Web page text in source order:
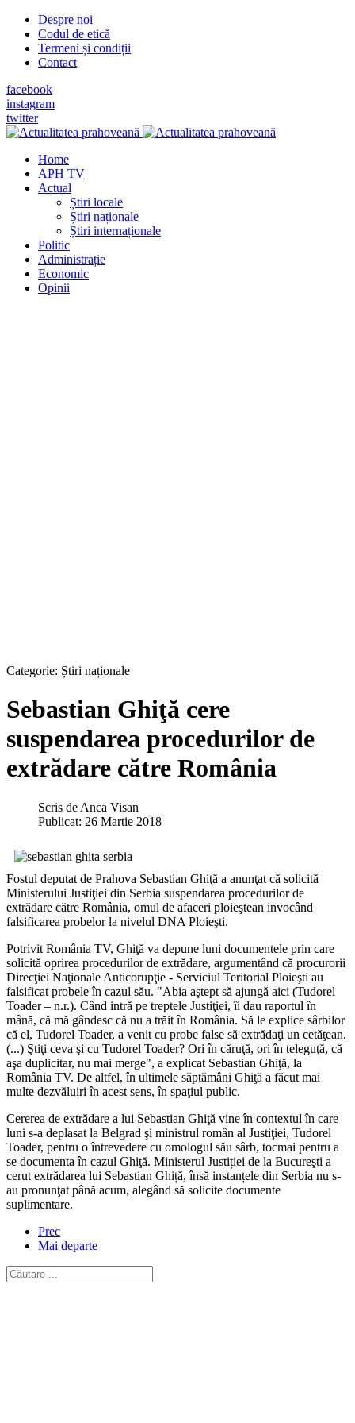
Despre noi
Codul de etică
Termeni și condiții
Contact
facebook
instagram
twitter
Home
APH TV
Actual
Știri locale
Știri naționale
Știri internaționale
Politic
Administrație
Economic
Opinii
Categorie: Știri naționale
Sebastian Ghiţă cere
suspendarea procedurilor de
extrădare către România
Scris de Anca Visan
Publicat: 26 Martie 2018
Fostul deputat de Prahova Sebastian Ghiţă a anunţat că solicită
Ministerului Justiţiei din Serbia suspendarea procedurilor de
extrădare către România, omul de afaceri ploieştean invocând
falsificarea probelor la nivelul DNA Ploieşti.
Potrivit România TV, Ghiţă va depune luni documentele prin care
solicită oprirea procedurilor de extrădare, argumentând că procurorii
Direcţiei Naţionale Anticorupţie - Serviciul Teritorial Ploieşti au
falsificat probele în cazul său. "Abia aştept să ajungă aici (Tudorel
Toader – n.r.). Când intră pe treptele Justiţiei, îi dau raportul în
mână, că mă gândesc că nu a trăit în România. Să le explice sârbilor
că el, Tudorel Toader, a venit cu probe false să extrădaţi un cetăţean.
(...) Ştiţi ceva şi cu Tudorel Toader? Ori în căruţă, ori în teleguţă, că
aşa duplicitar, nu mai merge", a explicat Sebastian Ghiţă, la
România TV. De altfel, în ultimele săptămâni Ghiţă a făcut mai
multe dezvăluiri în acest sens, în spaţiul public.
Cererea de extrădare a lui Sebastian Ghiţă vine în contextul în care
luni s-a deplasat la Belgrad şi ministrul român al Justiţiei, Tudorel
Toader, pentru o întrevedere cu omologul său sârb, tocmai pentru a
se documenta în cazul Ghiţă. Ministerul Justiției de la Bucureşti a
cerut extrădarea lui Sebastian Ghiță, însă instanțele din Serbia nu s-
au pronunţat până acum, alegând să solicite documente
suplimentare.
Prec
Mai departe